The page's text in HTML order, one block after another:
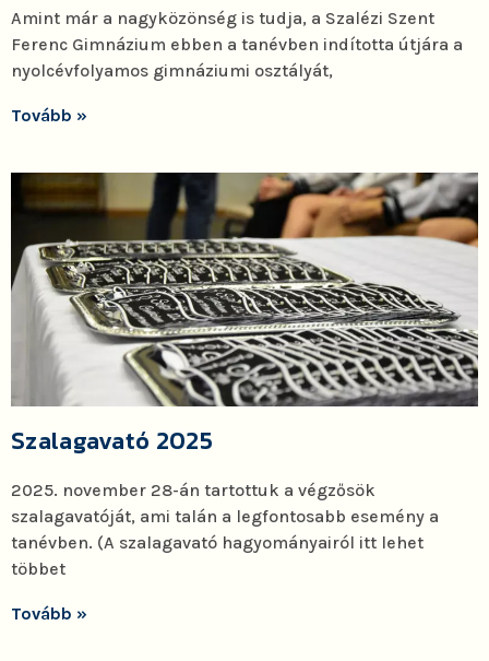
Amint már a nagyközönség is tudja, a Szalézi Szent
Ferenc Gimnázium ebben a tanévben indította útjára a
nyolcévfolyamos gimnáziumi osztályát,
Tovább »
Szalagavató 2025
2025. november 28-án tartottuk a végzősök
szalagavatóját, ami talán a legfontosabb esemény a
tanévben. (A szalagavató hagyományairól itt lehet
többet
Tovább »